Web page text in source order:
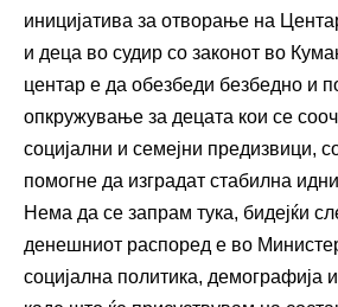
иницијатива за отворање на
и деца во судир со законот во
центар е да обезбеди безбедно и
опкружување за децата кои се
социјални и семејни предизвици,
помогне да изградат стабилна
Нема да се запрам тука, бидејќи
денешниот распоред е во
социјална политика, демографија